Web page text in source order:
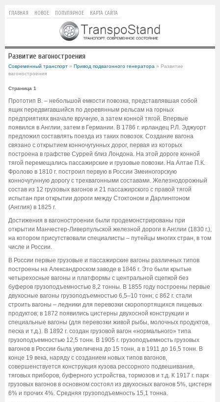
ГЛАВНАЯ НОВОЕ ПОПУЛЯРНОЕ КАРТА САЙТА
Развитие вагоностроения
Современный транспорт » Привод подвагонного генератора » Развитие
вагоностроения
Страница 1
Прототип В. – небольшой емкости повозка, представлявшая собой
ящик передвигавшийся по деревянным рельсам на горных
предприятиях вначале вручную, а затем конной тягой. Впервые
появился в Англии, затем в Германии. В 1786 г. ирландец Р.Л. Эджуорт
предложил составлять поезда из таких повозок. Создание вагона
связано с открытием конночугунных дорог, первая из которых
построена в графстве Суррей близ Лондона. На этой дороге конной
тягой перемещались пассажирские и грузовые повозки. На Алтае П.К.
Фролово в 1810 г. построил первую в России Змеиногорскую
конночугунную дорогу с трехвагонными составами. Железнодорожный
состав из 12 грузовых вагонов и 21 пассажирского с правой тягой
испытан при открытии дороги между Стоктоном и Дарлинггоном
(Англия) в 1825 г.
Достижения в вагоностроении были продемонстрированы при
открытии Манчестер-Ливерпульской железной дороги в Англии (1830 г.),
на котором присутствовали специалисты – путейцы многих стран, в том
числе и России.
В России первые грузовые и пассажирские вагоны различных типов
построены на Александроском заводе в 1846 г. Это были крытые
четырехосные вагоны и платформы с центральной сцепкой без
буферов грузоподъемностью 8,2 тонны. В 1855 году построены первые
двухосные вагоны грузоподъемностью 6,5–10 тонн; с 862 г. стали
строить вагоны – ледники для перевозки скоропортящихся пищевых
продуктов; в 1872 появились цистерны двухосной конструкции и
специальные вагоны (для перевозки живой рыбы, молочных продуктов,
песка и т.д.). В 1892 г. создан грузовой вагон «нормального» типа
грузоподъемностью 12,5 тонн. В 1905 г. грузоподъемность грузовых
вагонов в России была увеличена до 15 тонн, а в 1911 до 16,5 тонн. В
конце 19 века, наряду с созданием новых типов вагонов,
совершенствуется конструкция кузова рессорного подвешивания,
тяговых приборов, буферного устройства, тормозов и т.д. К 1917 г. парк
грузовых вагонов в основном состоял из двухосных вагонов 5%, цистерн
6% и прочих 4%. Средняя грузоподъемность 15,1 тонна.